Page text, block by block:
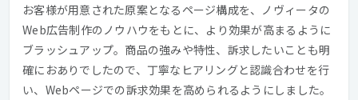
お客様が用意された原案となるページ構成を、ノヴィータの
Web広告制作のノウハウをもとに、より効果が高まるように
ブラッシュアップ。商品の強みや特性、訴求したいことも明
確におありでしたので、丁寧なヒアリングと認識合わせを行
い、Webページでの訴求効果を高められるようにしました。